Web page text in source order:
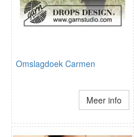
Omslagdoek Carmen
Meer info